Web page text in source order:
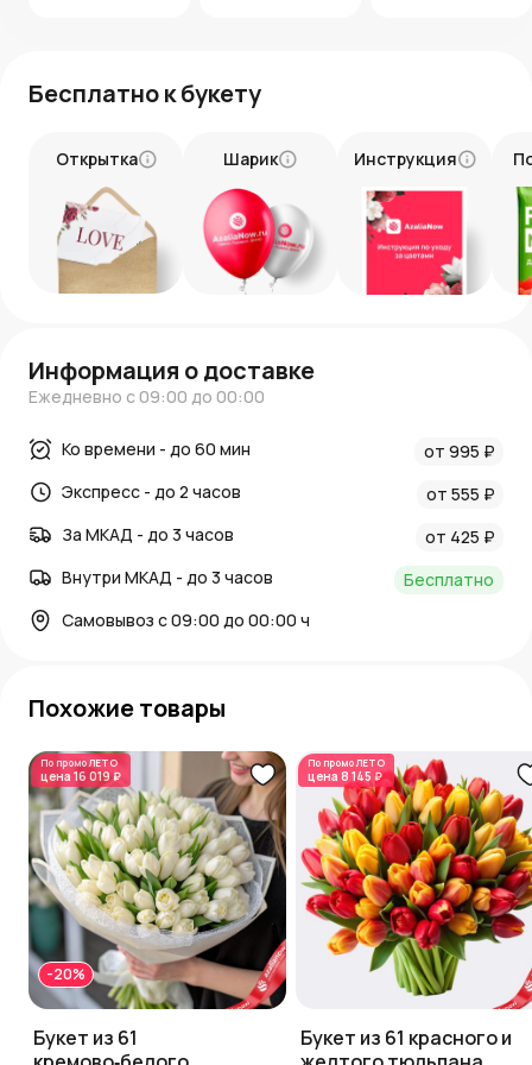
красивым букетом по акции! Закажите прямо сейчас!
Бесплатно к букету
Открытка Шарик Инструкция
Информация о доставке
Ежедневно с 09:00 до 00:00
Ко времени - до 60 мин
от 995 ₽
Экспресс - до 2 часов
от 555 ₽
За МКАД - до 3 часов
от 425 ₽
Внутри МКАД - до 3 часов
Бесплатно
Самовывоз с 09:00 до 00:00 ч
Похожие товары
По промоЛЕТО
цена 16 019 ₽
-20%
Букет из 61
По промоЛЕТО
цена 8 145 ₽
Букет из 61 красного и